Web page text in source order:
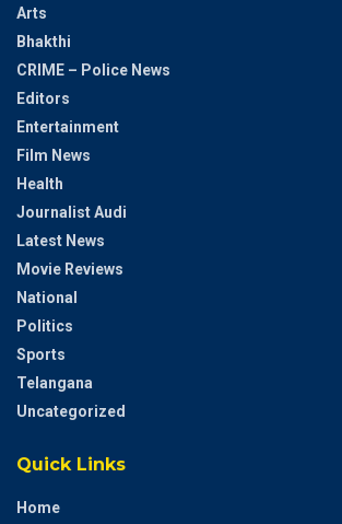
Arts
Bhakthi
CRIME – Police News
Editors
Entertainment
Film News
Health
Journalist Audi
Latest News
Movie Reviews
National
Politics
Sports
Telangana
Uncategorized
Quick Links
Home